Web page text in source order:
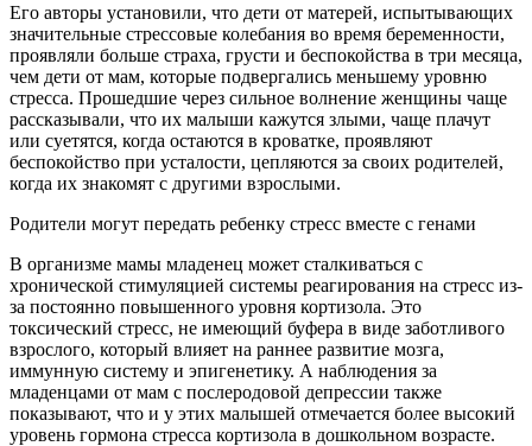
Его авторы установили, что дети от матерей, испытывающих
значительные стрессовые колебания во время беременности,
проявляли больше страха, грусти и беспокойства в три месяца,
чем дети от мам, которые подвергались меньшему уровню
стресса. Прошедшие через сильное волнение женщины чаще
рассказывали, что их малыши кажутся злыми, чаще плачут
или суетятся, когда остаются в кроватке, проявляют
беспокойство при усталости, цепляются за своих родителей,
когда их знакомят с другими взрослыми.
Родители могут передать ребенку стресс вместе с генами
В организме мамы младенец может сталкиваться с
хронической стимуляцией системы реагирования на стресс из-
за постоянно повышенного уровня кортизола. Это
токсический стресс, не имеющий буфера в виде заботливого
взрослого, который влияет на раннее развитие мозга,
иммунную систему и эпигенетику. А наблюдения за
младенцами от мам с послеродовой депрессии также
показывают, что и у этих малышей отмечается более высокий
уровень гормона стресса кортизола в дошкольном возрасте.